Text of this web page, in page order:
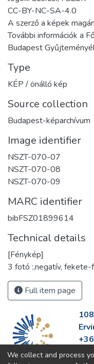
CC-BY-NC-SA-4.0
A szerző a képek
További információk a
Budapest
Type
KÉP / önálló kép
Source collection
Budapest-képarchívum
Image identifier
NSZT-070-07
NSZT-070-08
NSZT-070-09
MARC identifier
bibFSZ01899614
Technical details
[Fénykép]
3 fotó :,negatív, fekete-
Full item page
We collect and process